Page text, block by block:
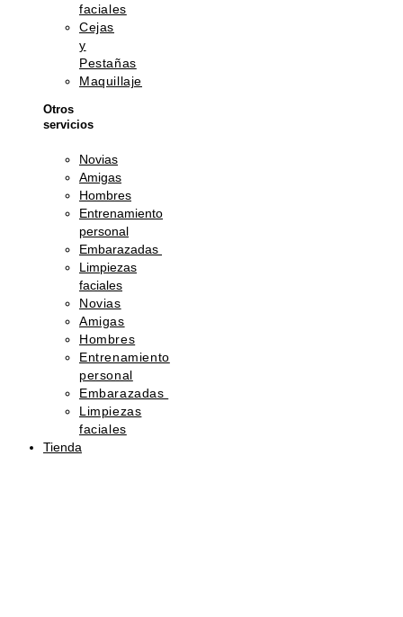
faciales
Cejas
y
Pestañas
Maquillaje
Otros
servicios
Novias
Amigas
Hombres
Entrenamiento
personal
Embarazadas
Limpiezas
faciales
Novias
Amigas
Hombres
Entrenamiento
personal
Embarazadas
Limpiezas
faciales
Tienda